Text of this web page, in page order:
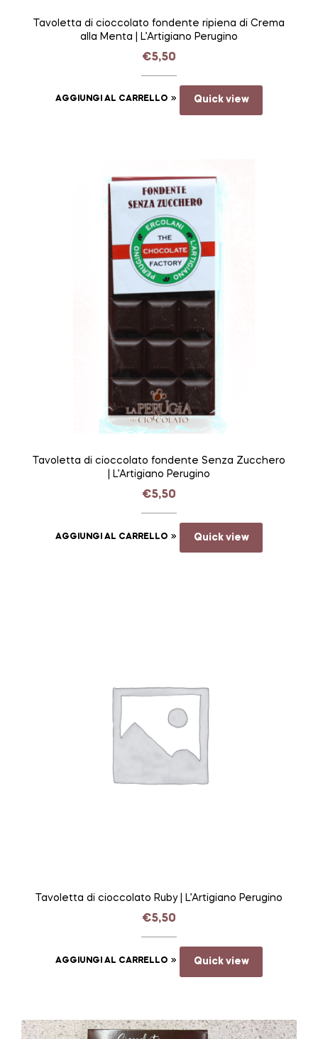
Tavoletta di cioccolato fondente ripiena di Crema
alla Menta | L’Artigiano Perugino
€5,50
AGGIUNGI AL CARRELLO Quick view
Tavoletta di cioccolato fondente Senza Zucchero
| L’Artigiano Perugino
€5,50
AGGIUNGI AL CARRELLO Quick view
Tavoletta di cioccolato Ruby | L’Artigiano Perugino
€5,50
AGGIUNGI AL CARRELLO Quick view